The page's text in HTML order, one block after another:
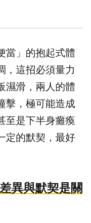
當」的抱起式體
，這招必須量力
濕滑，兩人的體
擊，極可能造成
至是下半身癱瘓
定的默契，最好
異與默契是關